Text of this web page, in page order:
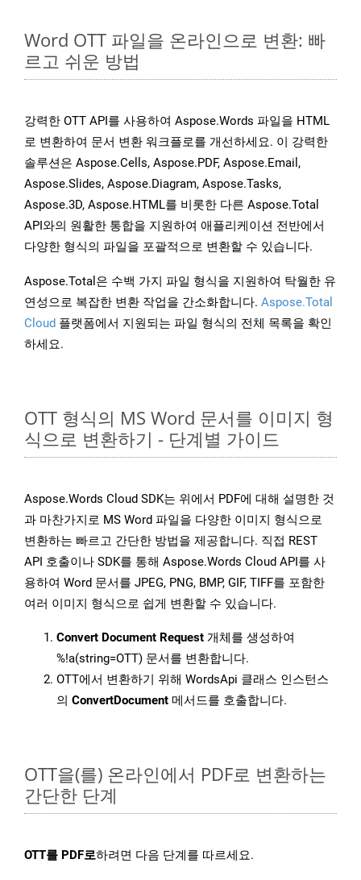
Word OTT 파일을 온라인으로 변환: 빠
르고 쉬운 방법
강력한 OTT API를 사용하여 Aspose.Words 파일을 HTML
로 변환하여 문서 변환 워크플로를 개선하세요. 이 강력한
솔루션은 Aspose.Cells, Aspose.PDF, Aspose.Email,
Aspose.Slides, Aspose.Diagram, Aspose.Tasks,
Aspose.3D, Aspose.HTML를 비롯한 다른 Aspose.Total
API와의 원활한 통합을 지원하여 애플리케이션 전반에서
다양한 형식의 파일을 포괄적으로 변환할 수 있습니다.
Aspose.Total은 수백 가지 파일 형식을 지원하여 탁월한 유
연성으로 복잡한 변환 작업을 간소화합니다. Aspose.Total
Cloud 플랫폼에서 지원되는 파일 형식의 전체 목록을 확인
하세요.
OTT 형식의 MS Word 문서를 이미지 형
식으로 변환하기 - 단계별 가이드
Aspose.Words Cloud SDK는 위에서 PDF에 대해 설명한 것
과 마찬가지로 MS Word 파일을 다양한 이미지 형식으로
변환하는 빠르고 간단한 방법을 제공합니다. 직접 REST
API 호출이나 SDK를 통해 Aspose.Words Cloud API를 사
용하여 Word 문서를 JPEG, PNG, BMP, GIF, TIFF를 포함한
여러 이미지 형식으로 쉽게 변환할 수 있습니다.
Convert Document Request 개체를 생성하여
%!a(string=OTT) 문서를 변환합니다.
OTT에서 변환하기 위해 WordsApi 클래스 인스턴스
의 ConvertDocument 메서드를 호출합니다.
OTT을(를) 온라인에서 PDF로 변환하는
간단한 단계
OTT를 PDF로하려면 다음 단계를 따르세요.